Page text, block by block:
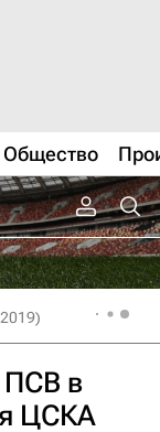
Общество
в
ЦСКА